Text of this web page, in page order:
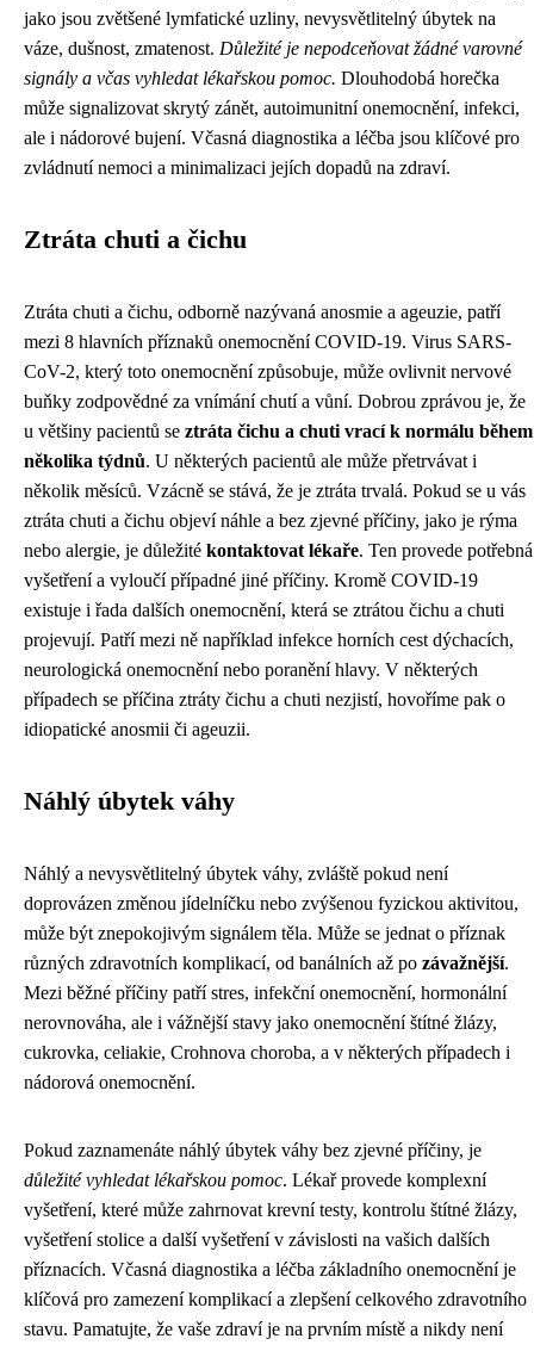
jako jsou zvětšené lymfatické uzliny, nevysvětlitelný úbytek na
váze, dušnost, zmatenost. Důležité je nepodceňovat žádné varovné
signály a včas vyhledat lékařskou pomoc. Dlouhodobá horečka
může signalizovat skrytý zánět, autoimunitní onemocnění, infekci,
ale i nádorové bujení. Včasná diagnostika a léčba jsou klíčové pro
zvládnutí nemoci a minimalizaci jejích dopadů na zdraví.
Ztráta chuti a čichu
Ztráta chuti a čichu, odborně nazývaná anosmie a ageuzie, patří
mezi 8 hlavních příznaků onemocnění COVID-19. Virus SARS-
CoV-2, který toto onemocnění způsobuje, může ovlivnit nervové
buňky zodpovědné za vnímání chutí a vůní. Dobrou zprávou je, že
u většiny pacientů se ztráta čichu a chuti vrací k normálu během
několika týdnů. U některých pacientů ale může přetrvávat i
několik měsíců. Vzácně se stává, že je ztráta trvalá. Pokud se u vás
ztráta chuti a čichu objeví náhle a bez zjevné příčiny, jako je rýma
nebo alergie, je důležité kontaktovat lékaře. Ten provede potřebná
vyšetření a vyloučí případné jiné příčiny. Kromě COVID-19
existuje i řada dalších onemocnění, která se ztrátou čichu a chuti
projevují. Patří mezi ně například infekce horních cest dýchacích,
neurologická onemocnění nebo poranění hlavy. V některých
případech se příčina ztráty čichu a chuti nezjistí, hovoříme pak o
idiopatické anosmii či ageuzii.
Náhlý úbytek váhy
Náhlý a nevysvětlitelný úbytek váhy, zvláště pokud není
doprovázen změnou jídelníčku nebo zvýšenou fyzickou aktivitou,
může být znepokojivým signálem těla. Může se jednat o příznak
různých zdravotních komplikací, od banálních až po závažnější.
Mezi běžné příčiny patří stres, infekční onemocnění, hormonální
nerovnováha, ale i vážnější stavy jako onemocnění štítné žlázy,
cukrovka, celiakie, Crohnova choroba, a v některých případech i
nádorová onemocnění.
Pokud zaznamenáte náhlý úbytek váhy bez zjevné příčiny, je
důležité vyhledat lékařskou pomoc. Lékař provede komplexní
vyšetření, které může zahrnovat krevní testy, kontrolu štítné žlázy,
vyšetření stolice a další vyšetření v závislosti na vašich dalších
příznacích. Včasná diagnostika a léčba základního onemocnění je
klíčová pro zamezení komplikací a zlepšení celkového zdravotního
stavu. Pamatujte, že vaše zdraví je na prvním místě a nikdy není